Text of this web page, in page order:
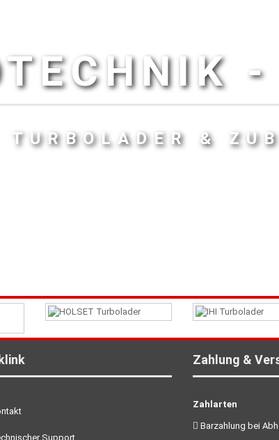
TURBOLADER &
Support
Zahlung &
Zahlarten
Barzahlung bei